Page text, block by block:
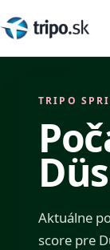
to
TRIPO
Aktuálne
score pre